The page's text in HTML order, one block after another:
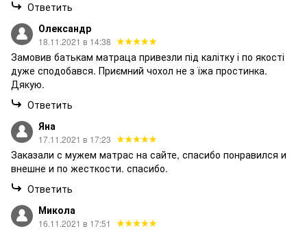
Ответить
Олександр
18.11.2021 в 14:38
Замовив батькам матраца привезли під калітку і по якості
дуже сподобався. Приємний чохол не з їжа простинка.
Дякую.
Ответить
Яна
17.11.2021 в 17:23
Заказали с мужем матрас на сайте, спасибо понравился и
внешне и по жесткости. спасибо.
Ответить
Микола
16.11.2021 в 17:51